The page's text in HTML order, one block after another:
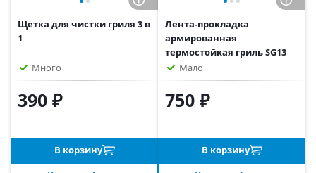
Щетка для чистки гриля 3 в
1
Много
390 ₽
В корзину
Лента-прокладка
армированная
термостойкая гриль SG13
Мало
750 ₽
В корзину